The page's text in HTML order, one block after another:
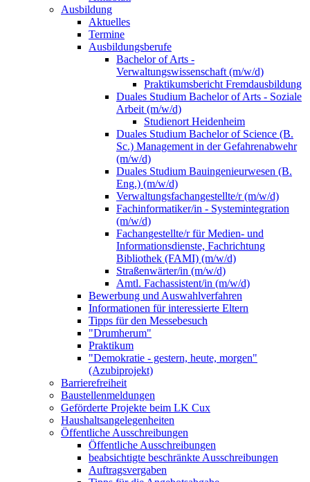
Ausbildung
Aktuelles
Termine
Ausbildungsberufe
Bachelor of Arts -
Verwaltungswissenschaft (m/w/d)
Praktikumsbericht Fremdausbildung
Duales Studium Bachelor of Arts - Soziale
Arbeit (m/w/d)
Studienort Heidenheim
Duales Studium Bachelor of Science (B.
Sc.) Management in der Gefahrenabwehr
(m/w/d)
Duales Studium Bauingenieurwesen (B.
Eng.) (m/w/d)
Verwaltungsfachangestellte/r (m/w/d)
Fachinformatiker/in - Systemintegration
(m/w/d)
Fachangestellte/r für Medien- und
Informationsdienste, Fachrichtung
Bibliothek (FAMI) (m/w/d)
Straßenwärter/in (m/w/d)
Amtl. Fachassistent/in (m/w/d)
Bewerbung und Auswahlverfahren
Informationen für interessierte Eltern
Tipps für den Messebesuch
"Drumherum"
Praktikum
"Demokratie - gestern, heute, morgen"
(Azubiprojekt)
Barrierefreiheit
Baustellenmeldungen
Geförderte Projekte beim LK Cux
Haushaltsangelegenheiten
Öffentliche Ausschreibungen
Öffentliche Ausschreibungen
beabsichtigte beschränkte Ausschreibungen
Auftragsvergaben